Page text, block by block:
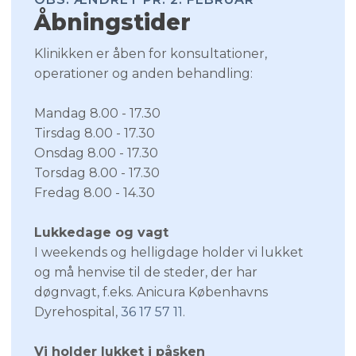
Åbningstider​
​Klinikken er åben for konsultationer,
operationer og anden behandling:
​Mandag 8.00 - 17.30
​Tirsdag 8.00 - 17.30
​Onsdag 8.00 - 17.30
​Torsdag 8.00 - 17.30
Fredag 8.00 - 14.30
Lukkedage og vagt
I weekends og helligdage holder vi lukket
og må henvise til de steder, der har
døgnvagt, f.eks. Anicura Københavns
Dyrehospital,36 17 57 11.
Vi holder lukket i påsken